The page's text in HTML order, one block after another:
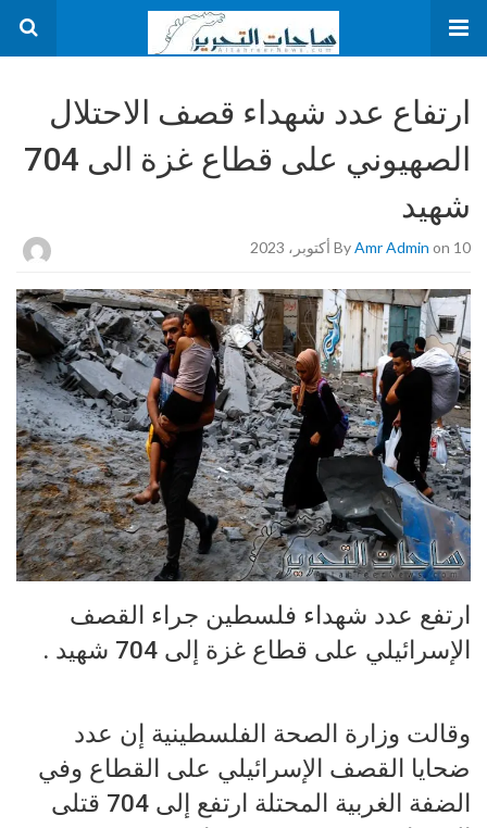
ارتفاع عدد شهداء قصف الاحتلال
الصهيوني على قطاع غزة الى 704
شهيد
ByAmr Admin on 10 أكتوبر، 2023
ارتفع عدد شهداء فلسطين جراء القصف
الإسرائيلي على قطاع غزة إلى 704 شهيد .
وقالت وزارة الصحة الفلسطينية إن عدد
ضحايا القصف الإسرائيلي على القطاع وفي
الضفة الغربية المحتلة ارتفع إلى 704 قتلى